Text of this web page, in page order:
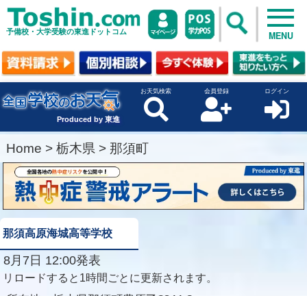
予備校・大学受験の東進ドットコム MENU
Produced by 東進
お天気検索 会員登録 ログイン
Home > 栃木県 > 那須町
那須高原海城高等学校
8月7日 12:00発表
リロードすると1時間ごとに更新されます。